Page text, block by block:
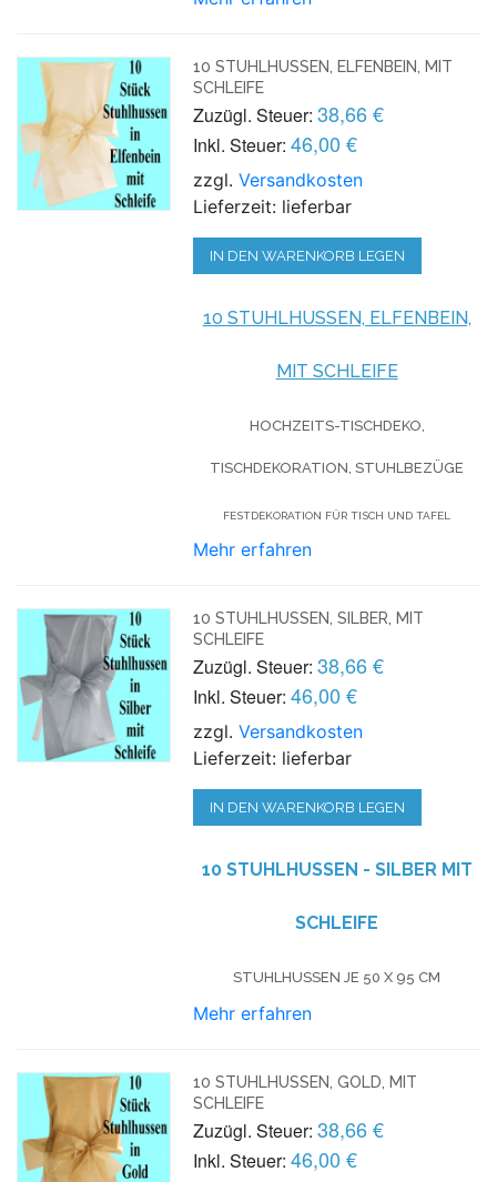
10 STUHLHUSSEN, ELFENBEIN, MIT
SCHLEIFE
Zuzügl. Steuer: 38,66 €
Inkl. Steuer: 46,00 €
zzgl.Versandkosten
Lieferzeit: lieferbar
IN DEN WARENKORB LEGEN
10 STUHLHUSSEN, ELFENBEIN,
MIT SCHLEIFE
HOCHZEITS-TISCHDEKO,
TISCHDEKORATION, STUHLBEZÜGE
FESTDEKORATION FÜR TISCH UND TAFEL
Mehr erfahren
10 STUHLHUSSEN, SILBER, MIT
SCHLEIFE
Zuzügl. Steuer: 38,66 €
Inkl. Steuer: 46,00 €
zzgl.Versandkosten
Lieferzeit: lieferbar
IN DEN WARENKORB LEGEN
10 STUHLHUSSEN - SILBER MIT
SCHLEIFE
STUHLHUSSEN JE 50 X 95 CM
Mehr erfahren
10 STUHLHUSSEN, GOLD, MIT
SCHLEIFE
Zuzügl. Steuer: 38,66 €
Inkl. Steuer: 46,00 €